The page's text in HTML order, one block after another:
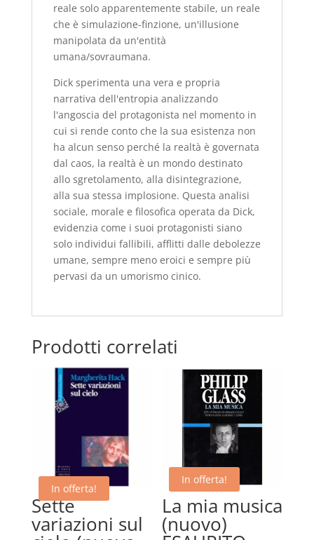
reale solo apparentemente stabile, un reale
che è simulazione-finzione, un'illusione
manipolata da un'entità
umana/sovraumana.
Dick sperimenta una vera e propria
narrativa dell'entropia analizzando
l'angoscia del protagonista nel momento in
cui si rende conto che la sua esistenza non
ha alcun senso perché la realtà è governata
dal caos, la realtà è un mondo destinato
allo sgretolamento, alla disintegrazione,
alla sua stessa implosione. Questa analisi
sociale, morale e filosofica operata da Dick,
evidenzia come i suoi protagonisti siano
solo individui fallibili, afflitti dalle debolezze
umane, sempre meno eroici e sempre più
pervasi da un umorismo cinico.
Prodotti correlati
In offerta!
Sette
variazioni sul
In offerta!
La mia musica
(nuovo)